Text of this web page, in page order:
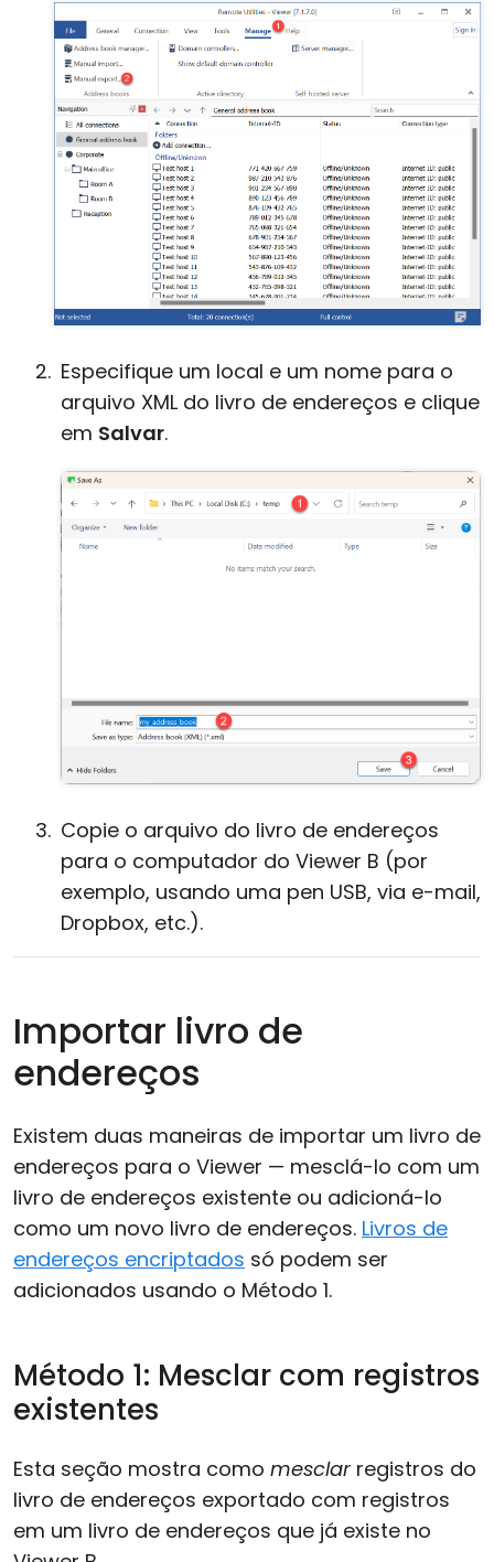
Especifique um local e um nome para o
arquivo XML do livro de endereços e clique
em Salvar.
Copie o arquivo do livro de endereços
para o computador do Viewer B (por
exemplo, usando uma pen USB, via e-mail,
Dropbox, etc.).
Importar livro de
endereços
Existem duas maneiras de importar um livro de
endereços para o Viewer — mesclá-lo com um
livro de endereços existente ou adicioná-lo
como um novo livro de endereços. Livros de
endereços encriptados só podem ser
adicionados usando o Método 1.
Método 1: Mesclar com registros
existentes
Esta seção mostra como mesclar registros do
livro de endereços exportado com registros
em um livro de endereços que já existe no